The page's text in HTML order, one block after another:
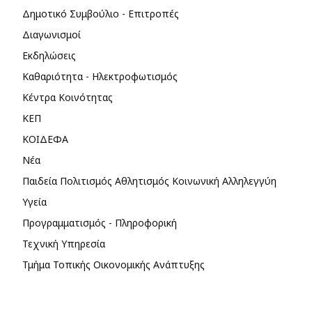
Δημοτικό Συμβούλιο - Επιτροπές
Διαγωνισμοί
Εκδηλώσεις
Καθαριότητα - Ηλεκτροφωτισμός
Κέντρα Κοινότητας
ΚΕΠ
ΚΟΙΔΕΦΑ
Νέα
Παιδεία Πολιτισμός Αθλητισμός Κοινωνική Αλληλεγγύη
Υγεία
Προγραμματισμός - Πληροφορική
Τεχνική Υπηρεσία
Τμήμα Τοπικής Οικονομικής Ανάπτυξης